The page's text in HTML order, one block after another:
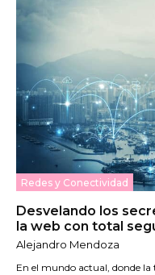
Redes y Conectividad
Desvelando los
la web con total
Alejandro Mendoza
En el mundo actual, donde la